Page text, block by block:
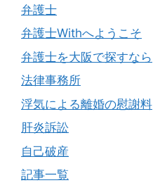
弁護士
弁護士Withへようこそ
弁護士を大阪で探すなら
法律事務所
浮気による離婚の慰謝料
肝炎訴訟
自己破産
記事一覧